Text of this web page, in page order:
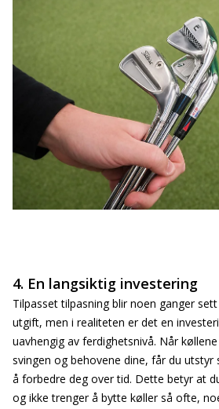
4. En langsiktig investering
Tilpasset tilpasning blir noen ganger
utgift, men i realiteten er det en
uavhengig av ferdighetsnivå. Når
svingen og behovene dine, får du utstyr
å forbedre deg over tid. Dette betyr at
og ikke trenger å bytte køller så ofte,